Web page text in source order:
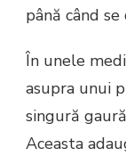
până când
În unele
asupra unui
singură
Aceasta